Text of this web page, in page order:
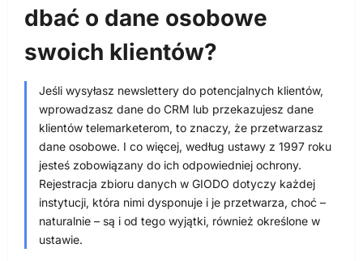
dbać o dane osobowe
swoich klientów?
Jeśli wysyłasz newslettery do potencjalnych klientów,
wprowadzasz dane do CRM lub przekazujesz dane
klientów telemarketerom, to znaczy, że przetwarzasz
dane osobowe. I co więcej, według ustawy z 1997 roku
jesteś zobowiązany do ich odpowiedniej ochrony.
Rejestracja zbioru danych w GIODO dotyczy każdej
instytucji, która nimi dysponuje i je przetwarza, choć –
naturalnie – są i od tego wyjątki, również określone w
ustawie.